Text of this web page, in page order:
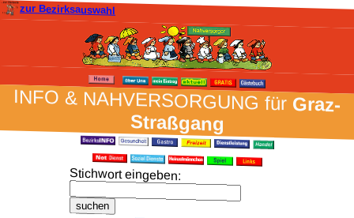
zur Bezirksauswahl
INFO & NAH­VER­SORG­UNG fürGraz-
Straßgang
Stich­wort ein­geben: